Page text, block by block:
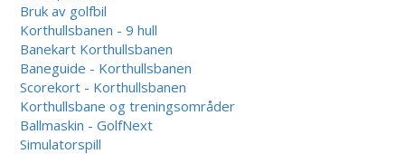
Bruk av golfbil
Korthullsbanen - 9 hull
Banekart Korthullsbanen
Baneguide - Korthullsbanen
Scorekort - Korthullsbanen
Korthullsbane og treningsområder
Ballmaskin - GolfNext
Simulatorspill